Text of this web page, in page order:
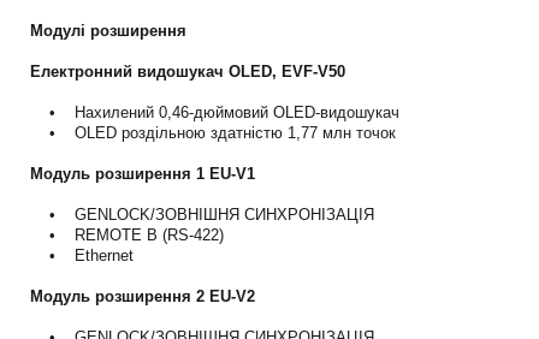
Модулі розширення
Електронний видошукач OLED, EVF-V50
• Нахилений 0,46-дюймовий OLED-видошукач
• OLED роздільною здатністю 1,77 млн точок
Модуль розширення 1 EU-V1
• GENLOCK/ЗОВНІШНЯ СИНХРОНІЗАЦІЯ
• REMOTE B (RS-422)
• Ethernet
Модуль розширення 2 EU-V2